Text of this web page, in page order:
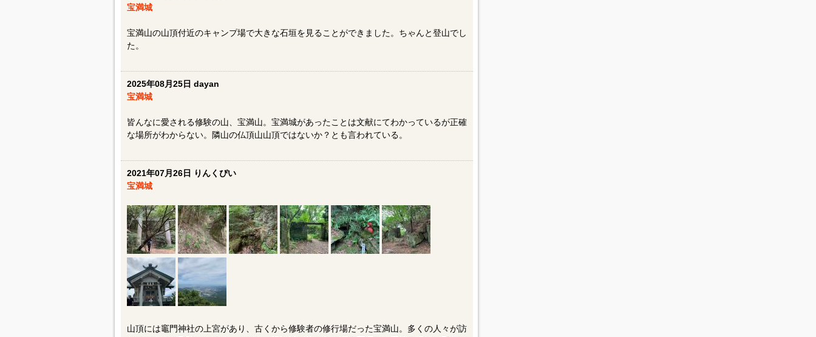
宝満城
宝満山の山頂付近のキャンプ場で大きな石垣を見ることができました。ちゃんと登山でし
た。
2025年08月25日 dayan
宝満城
皆んなに愛される修験の山、宝満山。宝満城があったことは文献にてわかっているが正確
な場所がわからない。隣山の仏頂山山頂ではないか？とも言われている。
2021年07月26日 りんくぴい
宝満城
山頂には竈門神社の上宮があり、古くから修験者の修行場だった宝満山。多くの人々が訪